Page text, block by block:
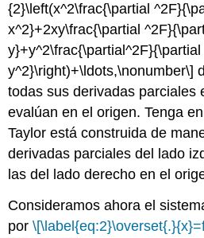
{2}\left(x^2\frac{\partial
x^2}+2xy\frac{\partial
y}+y^2\frac{\partial^2F}{\partial
y^2}\right)+\ldots,\nonumber\]
todas sus derivadas parciales
evalúan en el origen. Tenga
Taylor está construida de
derivadas parciales del lado
las del lado derecho en el
Consideramos ahora el
por